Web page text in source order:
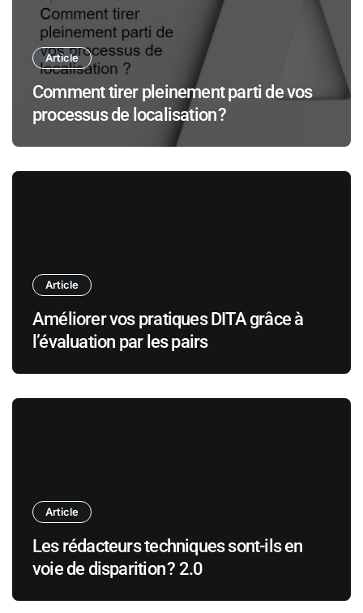
Article
Comment tirer pleinement parti de vos
processus de localisation ?
Article
Améliorer vos pratiques DITA grâce à
l’évaluation par les pairs
Article
Les rédacteurs techniques sont-ils en
voie de disparition ? 2.0